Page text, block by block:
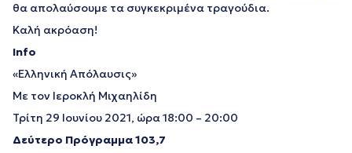
θα απολαύσουμε τα συγκεκριμένα τραγούδια.
Καλή ακρόαση!
Info
«Ελληνική Απόλαυσις»
Με τον Ιεροκλή Μιχαηλίδη
Τρίτη 29 Ιουνίου 2021, ώρα 18:00 – 20:00
Δεύτερο Πρόγραμμα 103,7